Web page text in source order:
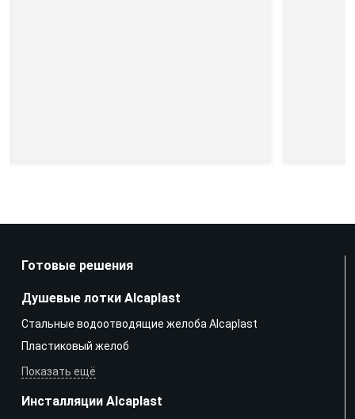
Готовые решения
Душевые лотки Alcaplast
Стальные водоотводящие желоба Alcaplast
Пластиковый желоб
Показать ещё
Инсталляции Alcaplast